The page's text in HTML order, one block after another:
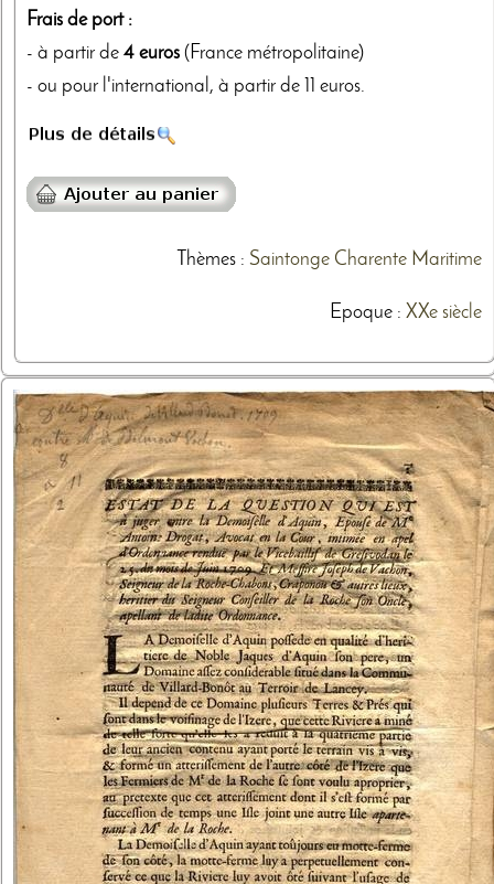
Frais de port :
- à partir de 4 euros (France métropolitaine)
- ou pour l'international, à partir de 11 euros.
Thèmes: Saintonge Charente Maritime
Epoque : XXe siècle